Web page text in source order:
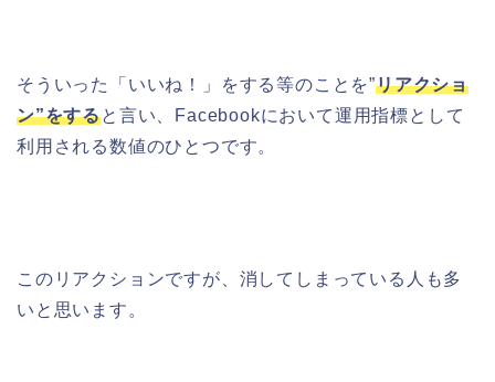
そういった「いいね！」をする等のことを”リアクショ
ン”をすると言い、
Facebookにおいて運用指標として
利用される数値のひとつです。
このリアクションですが、消してしまっている人も多
いと思います。